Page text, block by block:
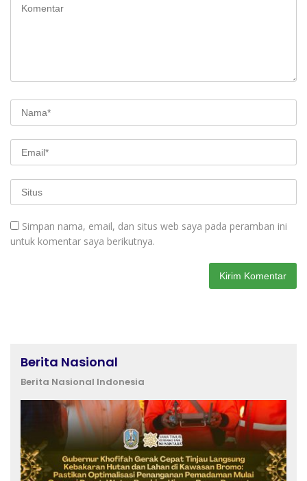
Simpan nama, email, dan situs web saya pada peramban ini
untuk komentar saya berikutnya.
Berita Nasional
Berita Nasional Indonesia